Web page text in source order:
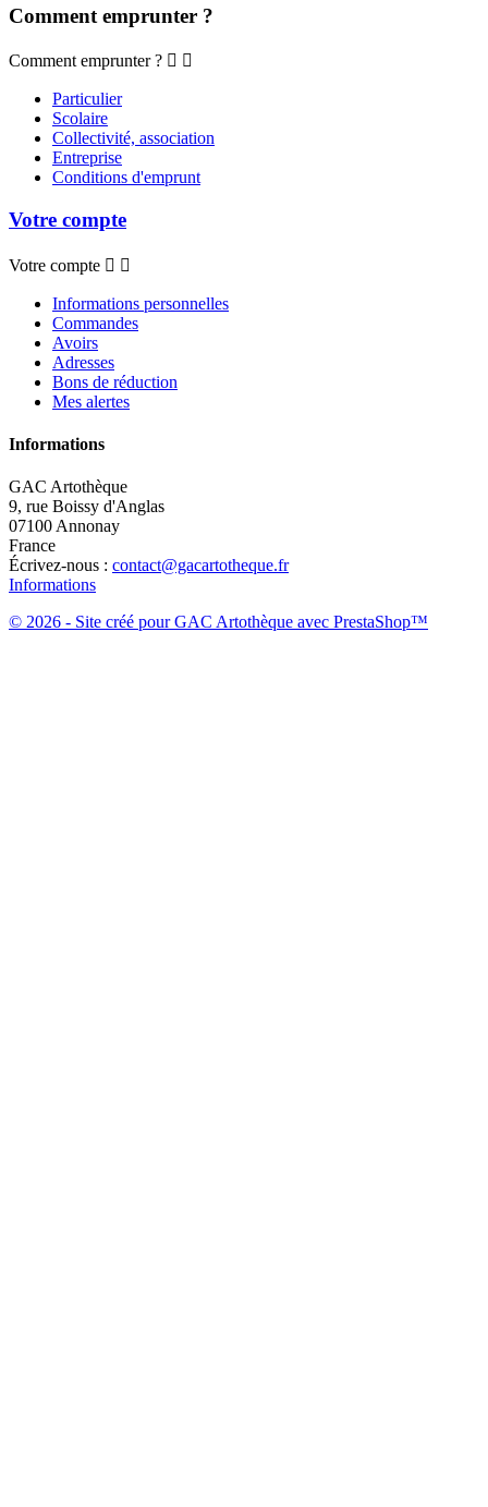
Comment emprunter ?
Comment emprunter ?  
Particulier
Scolaire
Collectivité, association
Entreprise
Conditions d'emprunt
Votre compte
Votre compte  
Informations personnelles
Commandes
Avoirs
Adresses
Bons de réduction
Mes alertes
Informations
GAC Artothèque
9, rue Boissy d'Anglas
07100 Annonay
France
Écrivez-nous : contact@gacartotheque.fr
Informations
© 2026 - Site créé pour GAC Artothèque avec PrestaShop™